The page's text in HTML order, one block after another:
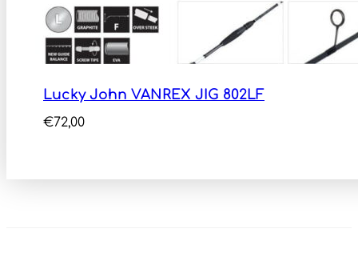
Lucky John VANREX JIG 802LF
€72,00